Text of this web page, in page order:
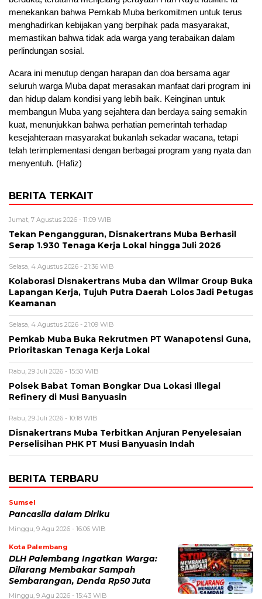
menekankan bahwa Pemkab Muba berkomitmen untuk terus
menghadirkan kebijakan yang berpihak pada masyarakat,
memastikan bahwa tidak ada warga yang terabaikan dalam
perlindungan sosial.
Acara ini menutup dengan harapan dan doa bersama agar
seluruh warga Muba dapat merasakan manfaat dari program ini
dan hidup dalam kondisi yang lebih baik. Keinginan untuk
membangun Muba yang sejahtera dan berdaya saing semakin
kuat, menunjukkan bahwa perhatian pemerintah terhadap
kesejahteraan masyarakat bukanlah sekadar wacana, tetapi
telah terimplementasi dengan berbagai program yang nyata dan
menyentuh. (Hafiz)
BERITA TERKAIT
Jumat, 7 Agustus 2026 - 11:09 WIB
Tekan Pengangguran, Disnakertrans Muba Berhasil
Serap 1.930 Tenaga Kerja Lokal hingga Juli 2026
Selasa, 4 Agustus 2026 - 21:36 WIB
Kolaborasi Disnakertrans Muba dan Wilmar Group Buka
Lapangan Kerja, Tujuh Putra Daerah Lolos Jadi Petugas
Keamanan
Selasa, 4 Agustus 2026 - 21:09 WIB
Pemkab Muba Buka Rekrutmen PT Wanapotensi Guna,
Prioritaskan Tenaga Kerja Lokal
Rabu, 29 Juli 2026 - 15:50 WIB
Polsek Babat Toman Bongkar Dua Lokasi Illegal
Refinery di Musi Banyuasin
Rabu, 29 Juli 2026 - 10:18 WIB
Disnakertrans Muba Terbitkan Anjuran Penyelesaian
Perselisihan PHK PT Musi Banyuasin Indah
BERITA TERBARU
Sumsel
Pancasila dalam Diriku
Minggu, 9 Agu 2026 - 16:06 WIB
Kota Palembang
DLH Palembang Ingatkan Warga:
Dilarang Membakar Sampah
Sembarangan, Denda Rp50 Juta
Minggu, 9 Agu 2026 - 15:43 WIB